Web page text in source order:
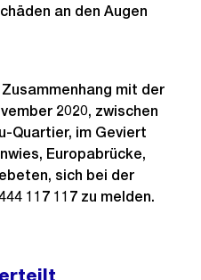
an den Augen
mit der
2020, zwischen
Quartier, im Geviert
Europabrücke,
sich bei der
117 117 zu melden.